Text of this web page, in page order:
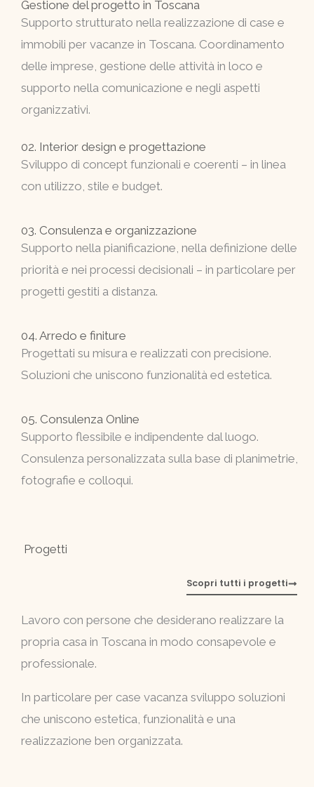
Gestione del progetto in Toscana
Supporto strutturato nella realizzazione di case e
immobili per vacanze in Toscana. Coordinamento
delle imprese, gestione delle attività in loco e
supporto nella comunicazione e negli aspetti
organizzativi.
02. Interior design e progettazione
Sviluppo di concept funzionali e coerenti – in linea
con utilizzo, stile e budget.
03. Consulenza e organizzazione
Supporto nella pianificazione, nella definizione delle
priorità e nei processi decisionali – in particolare per
progetti gestiti a distanza.
04. Arredo e finiture
Progettati su misura e realizzati con precisione.
Soluzioni che uniscono funzionalità ed estetica.
05. Consulenza Online
Supporto flessibile e indipendente dal luogo.
Consulenza personalizzata sulla base di planimetrie,
fotografie e colloqui.
Progetti
Scopri tutti i progetti
Lavoro con persone che desiderano realizzare la
propria casa in Toscana in modo consapevole e
professionale.
In particolare per case vacanza sviluppo soluzioni
che uniscono estetica, funzionalità e una
realizzazione ben organizzata.